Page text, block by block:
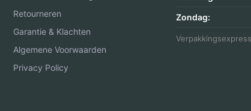
Retourneren
Garantie & Klachten
Algemene Voorwaarden
Privacy Policy
Zondag: